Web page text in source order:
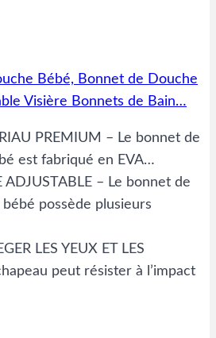
Bébé, Bonnet de Douche
Visière Bonnets de Bain…
PREMIUM – Le bonnet de
est fabriqué en EVA…
ADJUSTABLE – Le bonnet de
possède plusieurs
LES YEUX ET LES
peut résister à l’impact